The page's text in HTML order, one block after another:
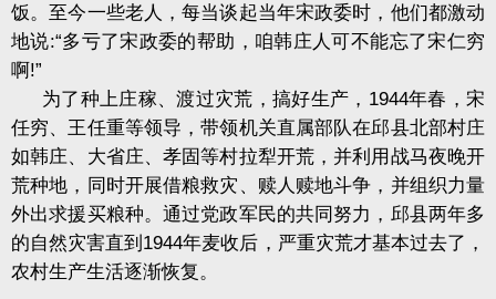
饭。至今一些老人，每当谈起当年宋政委时，他们都激动
地说:“多亏了宋政委的帮助，咱韩庄人可不能忘了宋仁穷
啊!”
为了种上庄稼、渡过灾荒，搞好生产，1944年春，宋
任穷、王任重等领导，带领机关直属部队在邱县北部村庄
如韩庄、大省庄、孝固等村拉犁开荒，并利用战马夜晚开
荒种地，同时开展借粮救灾、赎人赎地斗争，并组织力量
外出求援买粮种。通过党政军民的共同努力，邱县两年多
的自然灾害直到1944年麦收后，严重灾荒才基本过去了，
农村生产生活逐渐恢复。